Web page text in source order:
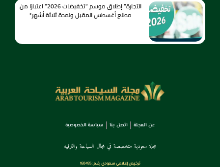
التجارة” إطلاق موسم “تخفيضات 2026” اعتبارًا من
مطلع أغسطس المقبل ولمدة ثلاثة أشهر*
عن المجلة اتصل بنا سياسة الخصوصية
مجلة سعودية متخصصة في مجال السياحة والترفيه
ترخـيص إعـلامي سـعودي رقــم: 160495